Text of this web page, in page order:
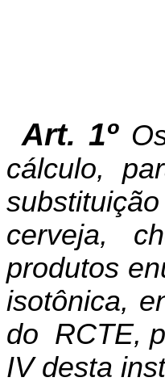
Art. 1º
cálculo,
cerveja,
produtos
isotônica,
do RCTE,
IV desta